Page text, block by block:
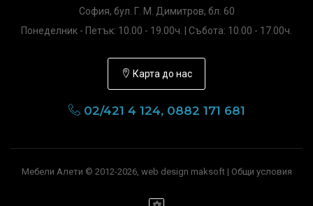
София, бул. Г. М. Димитров, бл. 60
Понеделник - Петък: 10.00 - 19.00ч. | Събота: 10.00 - 17.00ч.
Карта до нас
02/421 4 124, 0882 171 681
Мебели Алети © 2012-2026, web design maksoft | Общи условия